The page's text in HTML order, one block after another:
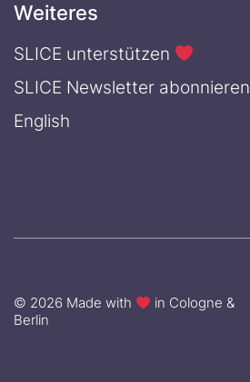
Weiteres
SLICE unterstützen
SLICE Newsletter abonnieren
English
© 2026 Made with
in Cologne &
Berlin